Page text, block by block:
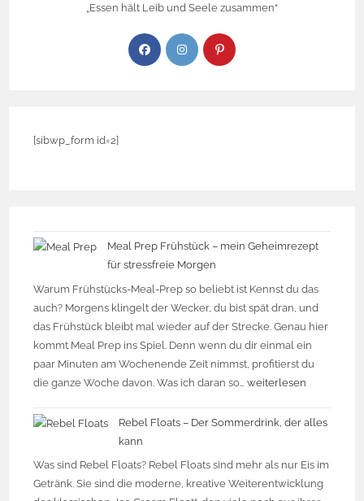
„Essen hält Leib und Seele zusammen“
[sibwp_form id=2]
Meal Prep Frühstück – mein Geheimrezept
für stressfreie Morgen
Warum Frühstücks-Meal-Prep so beliebt ist Kennst du das
auch? Morgens klingelt der Wecker, du bist spät dran, und
das Frühstück bleibt mal wieder auf der Strecke. Genau hier
kommt Meal Prep ins Spiel. Denn wenn du dir einmal ein
paar Minuten am Wochenende Zeit nimmst, profitierst du
die ganze Woche davon. Was ich daran so…weiterlesen
Rebel Floats – Der Sommerdrink, der alles
kann
Was sind Rebel Floats? Rebel Floats sind mehr als nur Eis im
Getränk. Sie sind die moderne, kreative Weiterentwicklung